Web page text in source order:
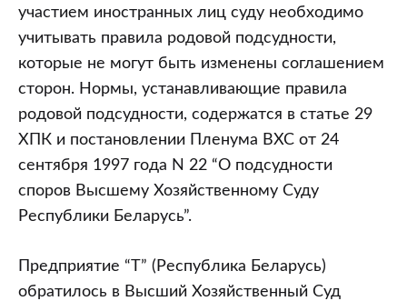
участием иностранных лиц суду необходимо
учитывать правила родовой подсудности,
которые не могут быть изменены соглашением
сторон. Нормы, устанавливающие правила
родовой подсудности, содержатся в статье 29
ХПК и постановлении Пленума ВХС от 24
сентября 1997 года N 22 “О подсудности
споров Высшему Хозяйственному Суду
Республики Беларусь”.
Предприятие “Т” (Республика Беларусь)
обратилось в Высший Хозяйственный Суд